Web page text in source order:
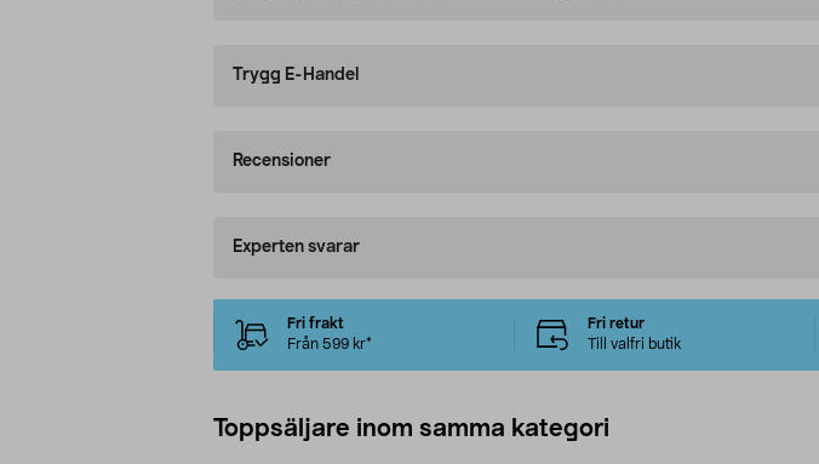
Trygg E-Handel
Recensioner
Experten svarar
Fri frakt
Från 599 kr*
Fri retur
Till valfri butik
Toppsäljare inom samma kategori